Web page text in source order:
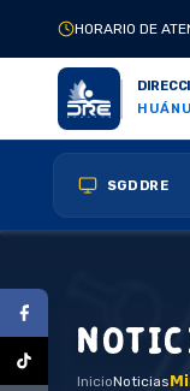
HORARIO DE
SGD DRE
InicioNoticias